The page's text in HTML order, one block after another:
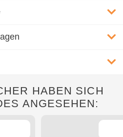
HABEN SICH
ANGESEHEN: